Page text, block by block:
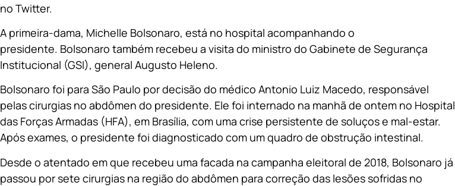
no Twitter.
A primeira-dama, Michelle Bolsonaro, está no hospital acompanhando o
presidente. Bolsonaro também recebeu a visita do ministro do Gabinete de Segurança
Institucional (GSI), general Augusto Heleno.
Bolsonaro foi para São Paulo por decisão do médico Antonio Luiz Macedo, responsável
pelas cirurgias no abdômen do presidente. Ele foi internado na manhã de ontem no Hospital
das Forças Armadas (HFA), em Brasília, com uma crise persistente de soluços e mal-estar.
Após exames, o presidente foi diagnosticado com um quadro de obstrução intestinal.
Desde o atentado em que recebeu uma facada na campanha eleitoral de 2018, Bolsonaro já
passou por sete cirurgias na região do abdômen para correção das lesões sofridas no